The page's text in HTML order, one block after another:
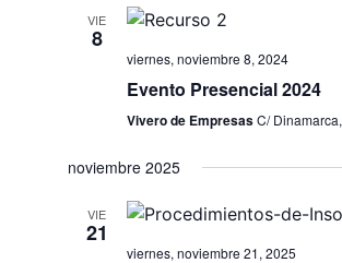
VIE
8
viernes, noviembre 8, 2024
Evento Presencial 2024
Vivero de EmpresasC/
noviembre 2025
VIE
21
viernes, noviembre 21, 2025